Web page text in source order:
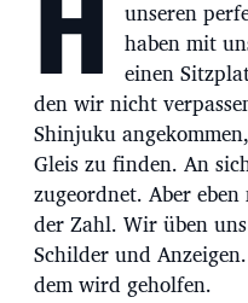
s
d
a
t
u
m
unseren
haben mit
einen
den wir nicht
Shinjuku
Gleis zu finden. An
zugeordnet. Aber
der Zahl. Wir üben
Schilder und
dem wird geholfen.